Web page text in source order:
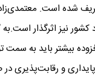
شده است.
نیز اثرگذار
بیشتر باید به سمت
و رقابت‌پذیری